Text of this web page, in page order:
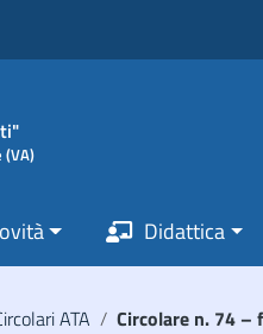
(VA)
Didattica
ATA / Circolare n. 74